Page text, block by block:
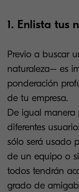
1. Enlista tus
Previo a buscar
naturaleza– es
ponderación
de tu empresa.
De igual manera
diferentes
sólo será usado
de un equipo o
todos tendrán
grado de